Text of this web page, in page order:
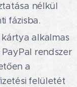
nélkül
fázisba.
alkalmas
rendszer
a
felületét